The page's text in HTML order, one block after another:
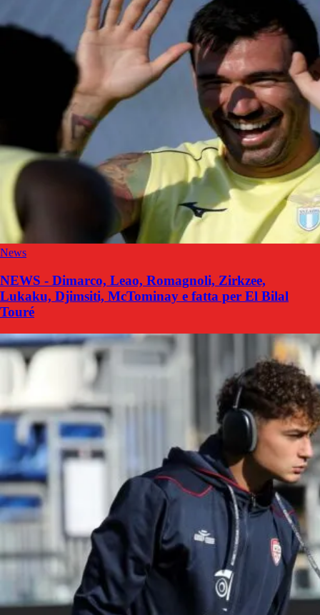
News
NEWS - Dimarco, Leao, Romagnoli, Zirkzee,
Lukaku, Djimsiti, McTominay e fatta per El Bilal
Touré